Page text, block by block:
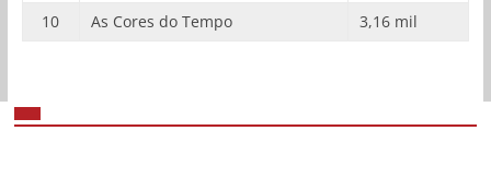
10
As Cores do Tempo 3,16 mil